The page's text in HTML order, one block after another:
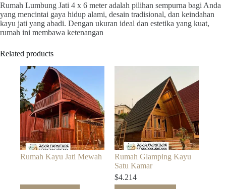
Rumah Lumbung Jati 4 x 6 meter adalah pilihan sempurna bagi Anda
yang mencintai gaya hidup alami, desain tradisional, dan keindahan
kayu jati yang abadi. Dengan ukuran ideal dan estetika yang kuat,
rumah ini membawa ketenangan
Related products
Rumah Kayu Jati Mewah
Rumah Glamping Kayu
Satu Kamar
$4.214